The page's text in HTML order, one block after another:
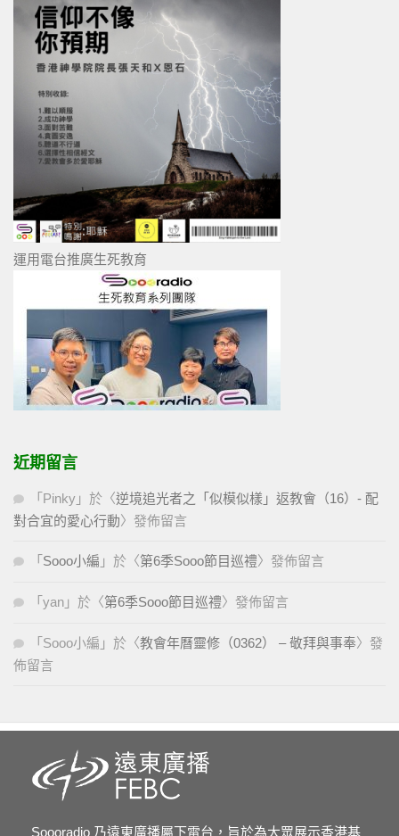
運用電台推廣生死教育
近期留言
「 Pinky 」於〈逆境追光者之「似模似樣」返教會（16）- 配
對合宜的愛心行動〉發佈留言
「 Sooo小編 」於〈第6季Sooo節目巡禮〉發佈留言
「 yan 」於〈第6季Sooo節目巡禮〉發佈留言
「 Sooo小編 」於〈教會年曆靈修（0362） – 敬拜與事奉〉發
佈留言
Soooradio 乃遠東廣播屬下電台，旨於為大眾展示香港基